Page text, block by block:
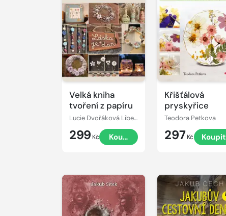
Velká kniha
tvoření z papíru
Lucie Dvořáková Liberdová
299 Kč Koupit
Křišťálová
pryskyřice
Teodora Petkova
297 Kč Koupit